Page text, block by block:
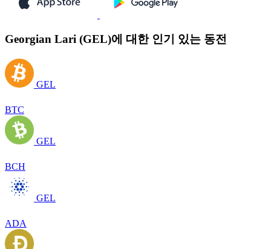
Georgian Lari (GEL)에 대한 인기 있는 동전
GEL
BTC
GEL
BCH
GEL
ADA